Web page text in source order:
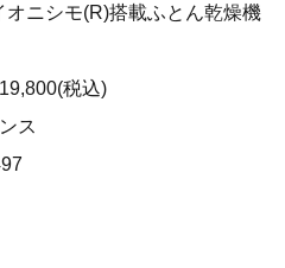
ニシモ(R)搭載ふとん乾燥機
税込)
ス